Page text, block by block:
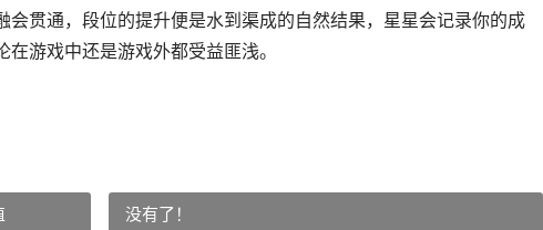
贯通，段位的提升便是水到渠成的自然结果，星星会记录你的成
游戏中还是游戏外都受益匪浅。
没有了！